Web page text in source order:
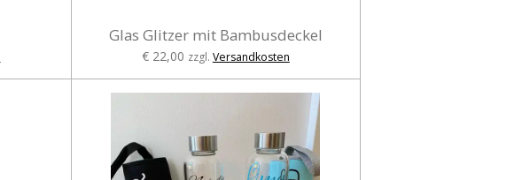
Glas Glitzer mit Bambusdeckel
€ 22,00 zzgl. Versandkosten